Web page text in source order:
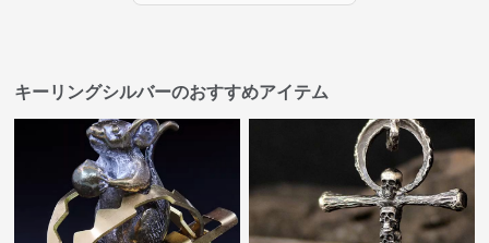
キーリングシルバーのおすすめアイテム